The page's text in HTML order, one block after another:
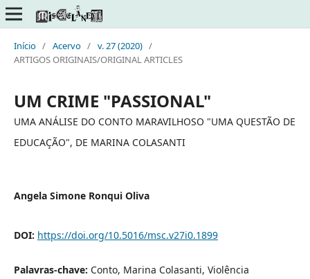
Início / Acervo / v. 27 (2020) /
ARTIGOS ORIGINAIS/ORIGINAL ARTICLES
UM CRIME "PASSIONAL"
UMA ANÁLISE DO CONTO MARAVILHOSO "UMA QUESTÃO DE
EDUCAÇÃO", DE MARINA COLASANTI
Angela Simone Ronqui Oliva
DOI: https://doi.org/10.5016/msc.v27i0.1899
Palavras-chave: Conto, Marina Colasanti, Violência